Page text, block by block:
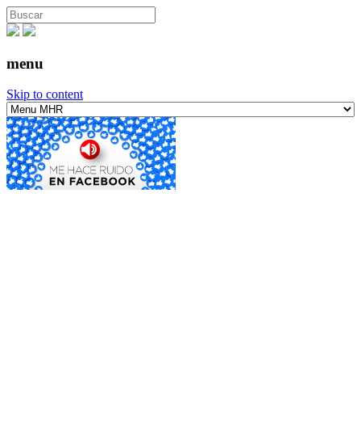
menu
Skip to content